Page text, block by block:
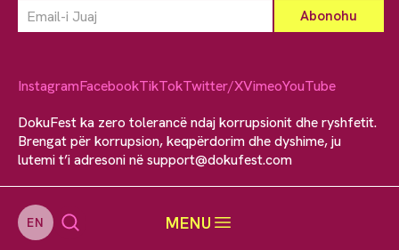
EN MENU
InstagramFacebookTikTokTwitter/XVimeoYouTube
DokuFest ka zero tolerancë ndaj korrupsionit dhe ryshfetit.
Brengat për korrupsion, keqpërdorim dhe dyshime, ju
lutemi t’i adresoni nësupport@dokufest.com